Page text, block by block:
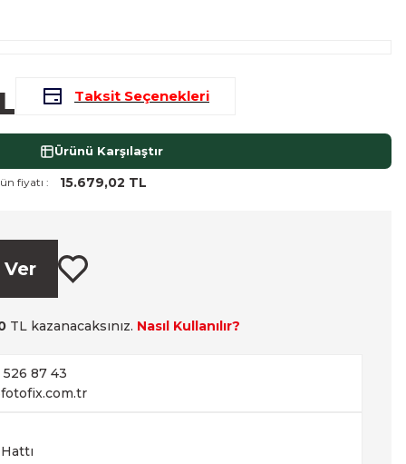
Taksit Seçenekleri
Ürünü Karşılaştır
fiyatı : 15.679,02 TL
TL kazanacaksınız. Nasıl Kullanılır?
526 87 43